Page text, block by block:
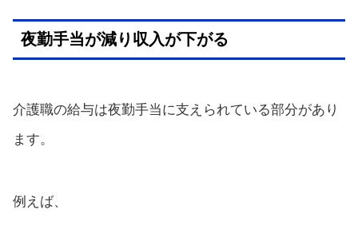
夜勤手当が減り収入が下がる
介護職の給与は夜勤手当に支えられている部分があり
ます。
例えば、